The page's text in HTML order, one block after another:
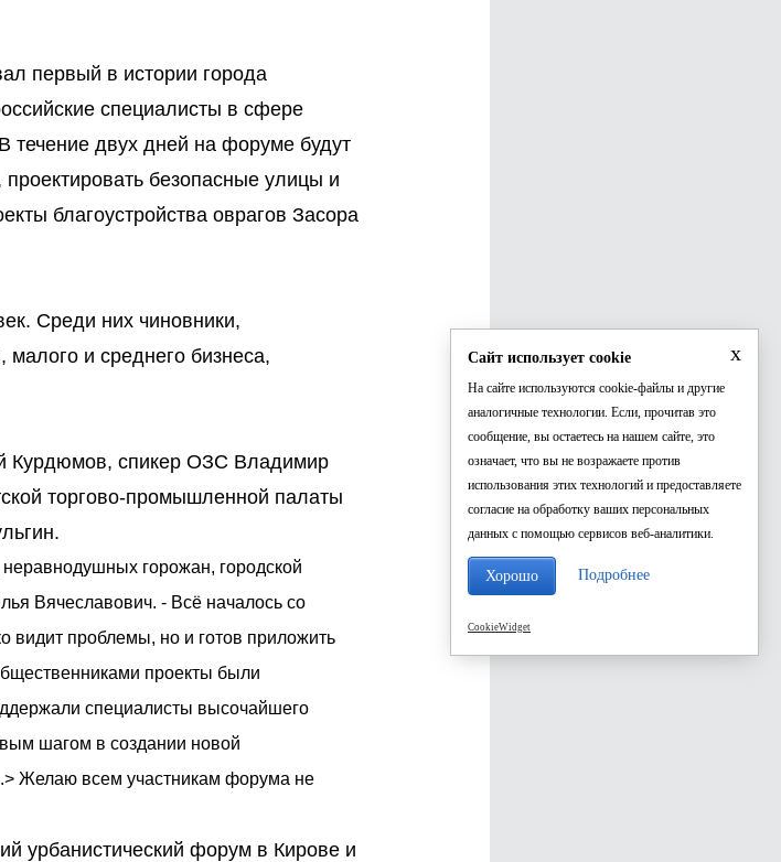
первый в истории города
специалисты в сфере
течение двух дней на форуме будут
безопасные улицы и
благоустройства оврагов Засора
Среди них чиновники,
малого и среднего бизнеса,
Курдюмов, спикер ОЗС Владимир
торгово-промышленной палаты
горожан, городской
Вячеславович. - Всё началось со
видит проблемы, но и готов приложить
проекты были
специалисты высочайшего
шагом в создании новой
Желаю всем участникам форума не
урбанистический форум в Кирове и
x
Сайт использует cookie
На сайте используются cookie-файлы и другие
аналогичные технологии. Если, прочитав это
сообщение, вы остаетесь на нашем сайте, это
означает, что вы не возражаете против
использования этих технологий и предоставляете
согласие на обработку ваших персональных
данных с помощью сервисов веб-аналитики.
Хорошо Подробнее
CookieWidget